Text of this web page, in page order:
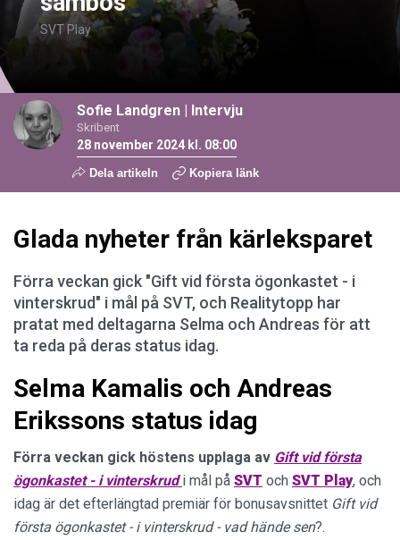
SVT Play
Sofie Landgren | Intervju
Skribent
28 november 2024 kl. 08:00
Dela artikeln Kopiera länk
Glada nyheter från kärleksparet
Förra veckan gick "Gift vid första ögonkastet - i
vinterskrud" i mål på SVT, och Realitytopp har
pratat med deltagarna Selma och Andreas för att
ta reda på deras status idag.
Selma Kamalis och Andreas
Erikssons status idag
Förra veckan gick höstens upplaga av Gift vid första
ögonkastet - i vinterskrud i mål på SVT och SVT Play, och
idag är det efterlängtad premiär för bonusavsnittet Gift vid
första ögonkastet - i vinterskrud - vad hände sen?.